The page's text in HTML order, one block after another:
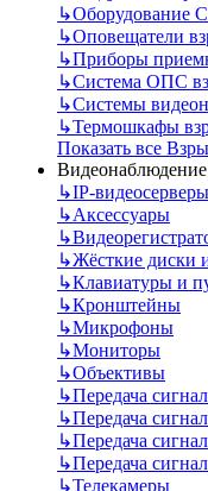
↳Оборудование
↳Оповещатели
↳Приборы
↳Система ОПС
↳Системы
↳Термошкафы
Показать все
Видеонаблюдение
↳IP-видеосерверы
↳Аксессуары
↳
↳Жёсткие диски
↳Клавиатуры и
↳Кронштейны
↳Микрофоны
↳Мониторы
↳Объективы
↳Передача
↳Передача
↳Передача
↳Передача
↳Телекамеры